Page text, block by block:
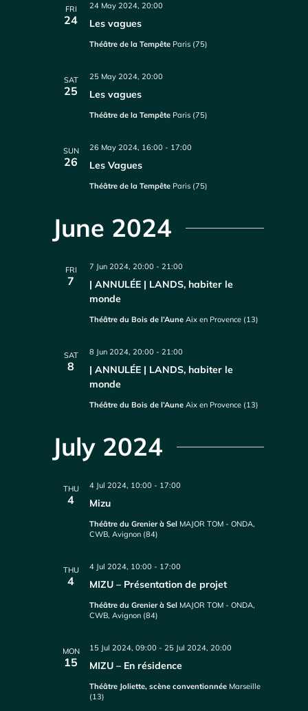
FRI
24 Les vagues
24 May 2024, 20:00
Théâtre de la Tempête Paris (75)
SAT
25 Les vagues
25 May 2024, 20:00
Théâtre de la Tempête Paris (75)
SUN
26 Les Vagues
26 May 2024, 16:00 - 17:00
Théâtre de la Tempête Paris (75)
June 2024
FRI
7
| ANNULÉE | LANDS, habiter le
monde
7 Jun 2024, 20:00 -21:00
Théâtre du Bois de l’AuneAix en Provence (13)
SAT
8
| ANNULÉE | LANDS, habiter le
monde
8 Jun 2024, 20:00 -21:00
Théâtre du Bois de l’AuneAix en Provence (13)
July 2024
THU
4 Mizu
4 Jul 2024, 10:00 - 17:00
Théâtre du Grenier à Sel MAJOR TOM - ONDA,
CWB, Avignon (84)
THU
4 MIZU – Présentation de projet
4 Jul 2024, 10:00 - 17:00
Théâtre du Grenier à Sel MAJOR TOM - ONDA,
CWB, Avignon (84)
MON
15 MIZU – En résidence
15 Jul 2024, 09:00 -25 Jul 2024, 20:00
Théâtre Joliette, scène conventionnée Marseille
(13)